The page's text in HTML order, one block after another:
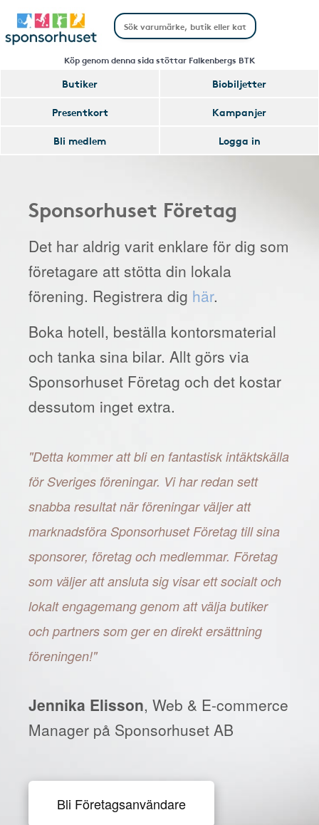
Köp genom denna sida stöttar Falkenbergs BTK
Butiker
Biobiljetter
Presentkort
Kampanjer
Bli medlem
Logga in
Sponsorhuset Företag
Det har aldrig varit enklare för dig som
företagare att stötta din lokala
förening. Registrera dig här.
Boka hotell, beställa kontorsmaterial
och tanka sina bilar. Allt görs via
Sponsorhuset Företag och det kostar
dessutom inget extra.
"Detta kommer att bli en fantastisk intäktskälla
för Sveriges föreningar. Vi har redan sett
snabba resultat när föreningar väljer att
marknadsföra Sponsorhuset Företag till sina
sponsorer, företag och medlemmar. Företag
som väljer att ansluta sig visar ett socialt och
lokalt engagemang genom att välja butiker
och partners som ger en direkt ersättning
föreningen!"
Jennika Elisson, Web & E-commerce
Manager på Sponsorhuset AB
Bli Företagsanvändare